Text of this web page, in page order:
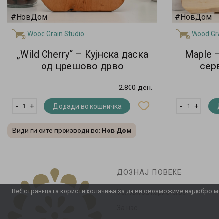
#НовДом
Wood Grain Studio
„Wild Cherry“ – Кујнска даска
од црешово дрво
2.800 ден.
- + Додади во кошничка
#НовДом
Wood
Maple
- +
Види ги сите производи во: Нов Дом
Веб страницата користи колачиња за да ви овозможиме најдобро
ДОЗНАЈ ПОВЕЌЕ
Услови за користење